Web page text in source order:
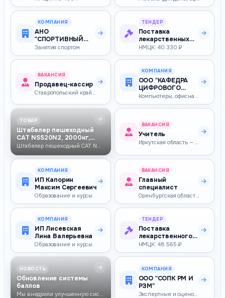
КОМПАНИЯ
АНО
"СПОРТИВНЫЙ
КЛУБ "МС-ГТ"
Занятия спортом
ТЕНДЕР
Поставка
лекарственных
препаратов для
медицинского
прим…
НМЦК: 40 330 ₽
ВАКАНСИЯ
Продавец-кассир
КОМПАНИЯ
ООО "КАФЕДРА
ЦИФРОВОГО
ОВОЩЕВОДСТВА"
Компьютеры, офисная техника, ПО
ТОВАР
Штабелер пешеходный
CAT NSS20N2, 2000кг,
7000мм, свобод…
Штабелер пешеходный CAT NSS20N2, 2000кг, 7000мм, свободный ход, свинцо…
ВАКАНСИЯ
Учитель
КОМПАНИЯ
ИП Капорин
Максим Сергеевич
Образование и курсы
ВАКАНСИЯ
Главный
специалист
Оренбургская область — 31 157–31 157 ₽
КОМПАНИЯ
ИП Лисевская
Лина Валерьевна
Образование и курсы
ТЕНДЕР
Поставка
лекарственного
препарата для
медицинского
прим…
НМЦК: 48 565 ₽
НОВОСТЬ
Обновление системы
баллов
Мы внедрили улучшенную систему баллов, которая делает участие в платфо…
КОМПАНИЯ
ООО "СОПК РМ И
РЗМ"
Экспертные и оценочные услуги